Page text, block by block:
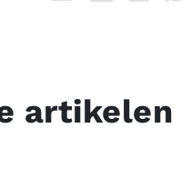
artikelen